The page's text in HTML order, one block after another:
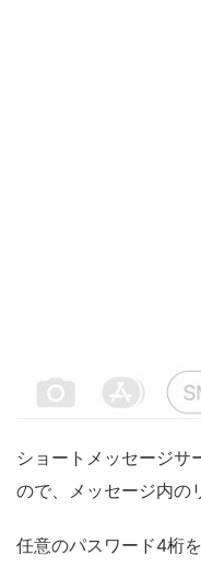
ショートメッセージサ
ので、メッセージ内の
任意のパスワード4桁